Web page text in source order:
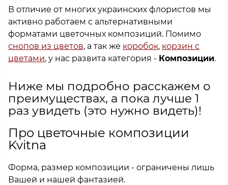
В отличие от многих украинских флористов мы
активно работаем с альтернативными
форматами цветочных композиций. Помимо
снопов из цветов, а так же коробок, корзин с
цветами, у нас развита категория - Композиции.
Ниже мы подробно расскажем о
преимуществах, а пока лучше 1
раз увидеть (это нужно видеть)!
Про цветочные композиции
Kvitna
Форма, размер композиции - ограничены лишь
Вашей и нашей фантазией.